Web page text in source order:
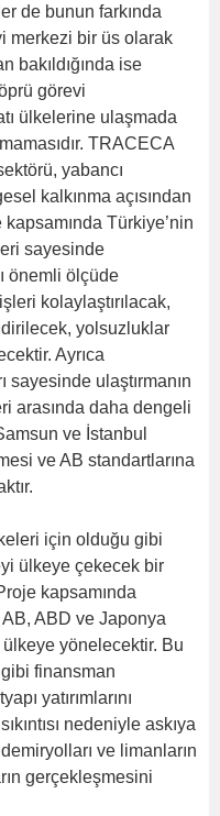
de bunun farkında
merkezi bir üs olarak
bakıldığında ise
görevi
ülkelerine ulaşmada
TRACECA
yabancı
kalkınma açısından
Türkiye’nin
sayesinde
önemli ölçüde
kolaylaştırılacak,
yolsuzluklar
Ayrıca
sayesinde ulaştırmanın
arasında daha dengeli
ve İstanbul
ve AB standartlarına
için olduğu gibi
ülkeye çekecek bir
kapsamında
AB, ABD ve Japonya
ülkeye yönelecektir. Bu
finansman
yatırımlarını
nedeniyle askıya
ve limanların
gerçekleşmesini